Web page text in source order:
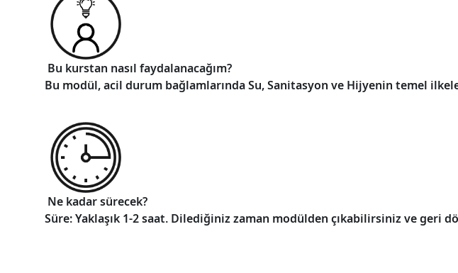
Bu kurstan nasıl faydalanacağım?
Bu modül, acil durum bağlamlarında Su, Sanitasyon ve Hijyenin temel
Ne kadar sürecek?
Süre: Yaklaşık 1-2 saat. Dilediğiniz zaman modülden çıkabilirsiniz ve geri